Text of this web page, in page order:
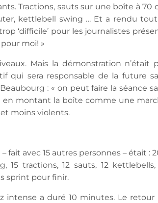
Tractions, sauts sur une boîte à 70
kettlebell swing … Et a rendu
‘difficile’ pour les journalistes
moi! »
Mais la démonstration n’était
qui sera responsable de la future
: « on peut faire la séance
en montant la boîte comme une
moins violents.
fait avec 15 autres personnes – était :
tractions, 12 sauts, 12 kettlebells,
sprint pour finir.
intense a duré 10 minutes. Le retour